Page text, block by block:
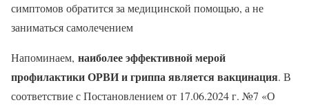
симптомов обратится за медицинской помощью, а не
заниматься самолечением
Напоминаем, наиболее эффективной мерой
профилактики ОРВИ и гриппа является вакцинация. В
соответствие с Постановлением от 17.06.2024 г. №7 «О